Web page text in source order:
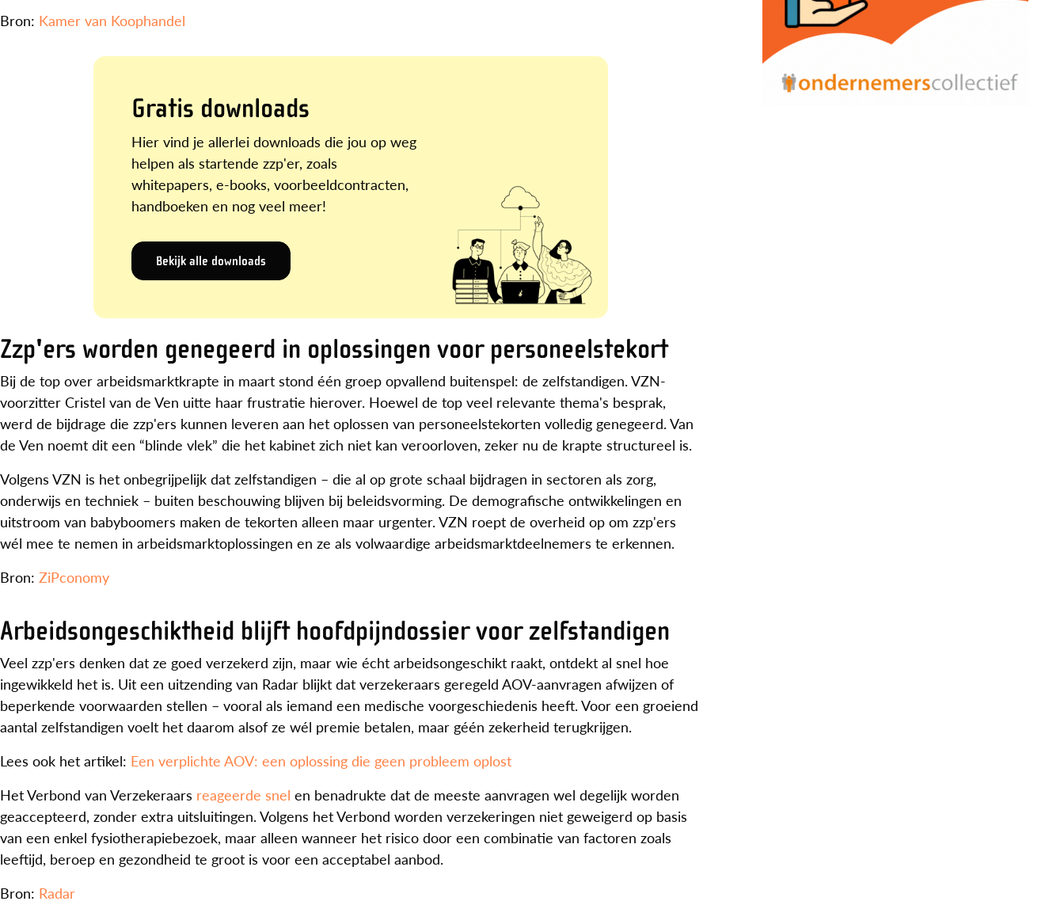
Bron: Kamer van Koophandel
Gratis downloads
Hier vind je allerlei downloads die jou op weg
helpen als startende zzp'er, zoals
whitepapers, e-books, voorbeeldcontracten,
handboeken en nog veel meer!
Bekijk alle downloads
Zzp'ers worden genegeerd in oplossingen voor personeelstekort
Bij de top over arbeidsmarktkrapte in maart stond één groep opvallend buitenspel: de zelfstandigen. VZN-
voorzitter Cristel van de Ven uitte haar frustratie hierover. Hoewel de top veel relevante thema's besprak,
werd de bijdrage die zzp'ers kunnen leveren aan het oplossen van personeelstekorten volledig genegeerd. Van
de Ven noemt dit een “blinde vlek” die het kabinet zich niet kan veroorloven, zeker nu de krapte structureel is.
Volgens VZN is het onbegrijpelijk dat zelfstandigen – die al op grote schaal bijdragen in sectoren als zorg,
onderwijs en techniek – buiten beschouwing blijven bij beleidsvorming. De demografische ontwikkelingen en
uitstroom van babyboomers maken de tekorten alleen maar urgenter. VZN roept de overheid op om zzp'ers
wél mee te nemen in arbeidsmarktoplossingen en ze als volwaardige arbeidsmarktdeelnemers te erkennen.
Bron: ZiPconomy
Arbeidsongeschiktheid blijft hoofdpijndossier voor zelfstandigen
Veel zzp'ers denken dat ze goed verzekerd zijn, maar wie écht arbeidsongeschikt raakt, ontdekt al snel hoe
ingewikkeld het is. Uit een uitzending van Radar blijkt dat verzekeraars geregeld AOV-aanvragen afwijzen of
beperkende voorwaarden stellen – vooral als iemand een medische voorgeschiedenis heeft. Voor een groeiend
aantal zelfstandigen voelt het daarom alsof ze wél premie betalen, maar géén zekerheid terugkrijgen.
Lees ook het artikel: Een verplichte AOV: een oplossing die geen probleem oplost
Het Verbond van Verzekeraars reageerde snel en benadrukte dat de meeste aanvragen wel degelijk worden
geaccepteerd, zonder extra uitsluitingen. Volgens het Verbond worden verzekeringen niet geweigerd op basis
van een enkel fysiotherapiebezoek, maar alleen wanneer het risico door een combinatie van factoren zoals
leeftijd, beroep en gezondheid te groot is voor een acceptabel aanbod.
Bron: Radar